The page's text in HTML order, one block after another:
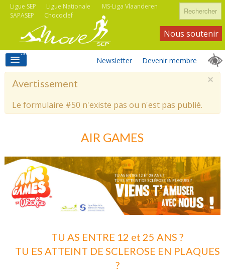
Ligue Nationale MS-Liga Vlaanderen
Ligue SEP
SAPASEP
Chococlef
Rechercher
ACCUEIL
ASSOCIATIONS
Newsletter
Nous soutenir
Devenir membre
×
Avertissement
Le formulaire #50 n'existe pas ou n'est pas publié.
AIR GAMES
TU AS ENTRE 12 et 25 ANS ?
TU ES ATTEINT DE SCLEROSE EN PLAQUES
?